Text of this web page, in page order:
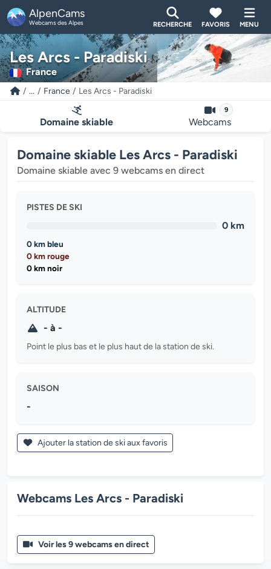
AlpenCams
Webcams des Alpes RECHERCHE FAVORIS MENU
Les Arcs - Paradiski
France
... France Les Arcs - Paradiski
Domaine skiable
9
Webcams
Domaine skiable Les Arcs - Paradiski
Domaine skiable avec 9 webcams en direct
PISTES DE SKI
0 km
0 km bleu
0 km rouge
0 km noir
ALTITUDE
- à -
Point le plus bas et le plus haut de la station de ski.
SAISON
-
Ajouter la station de ski aux favoris
Webcams Les Arcs - Paradiski
Voir les 9 webcams en direct